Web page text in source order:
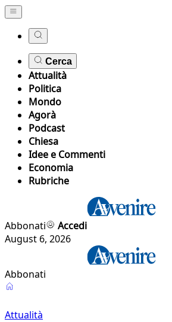
Cerca
Attualità
Politica
Mondo
Agorà
Podcast
Chiesa
Idee e Commenti
Economia
Rubriche
Abbonati
Accedi
August 6, 2026
Abbonati
Attualità